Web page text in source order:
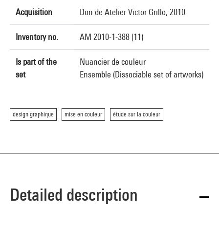
Acquisition Don de Atelier Victor Grillo, 2010
Inventory no. AM 2010-1-388 (11)
Is part of the
set
Nuancier de couleur
Ensemble (Dissociable set of artworks)
design graphique mise en couleur étude sur la couleur
Detailed description